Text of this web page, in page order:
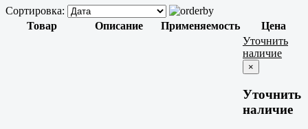
Сортировка:
Товар
Описание Применяемость Цена
Уточнить
наличие
×
Уточнить
наличие